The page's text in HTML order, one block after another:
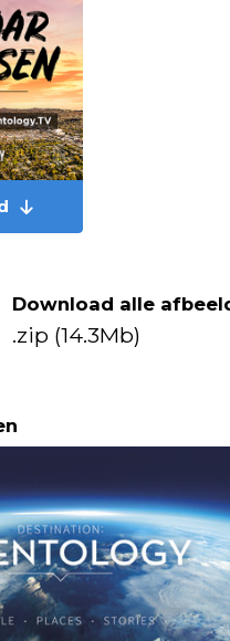
Download alle
.zip (14.3Mb)